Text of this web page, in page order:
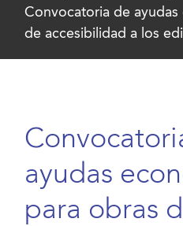
Convocatoria de ayudas
de accesibilidad a los
ayudas
para obras